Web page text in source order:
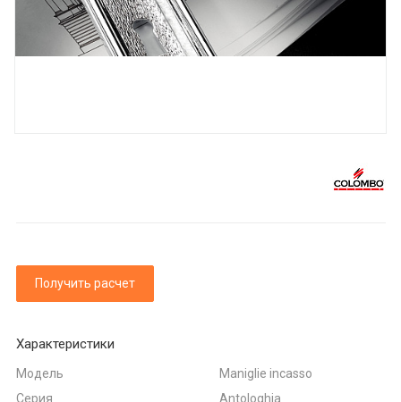
Получить расчет
Характеристики
Модель
Maniglie incasso
Серия
Antologhia